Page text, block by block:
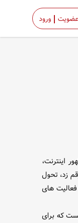
عضویت ورود
اینترنت،
زد، تحول
فعالیت های
که برای